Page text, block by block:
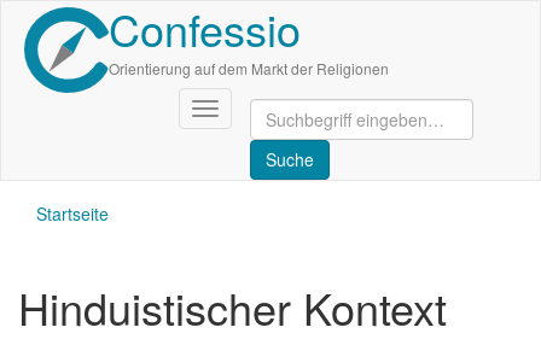
Direkt
zum
Inhalt
Confessio
Orientierung auf dem Markt der Religionen
Navigation
aktivieren/deaktivieren
Startseite
Hinduistischer Kontext